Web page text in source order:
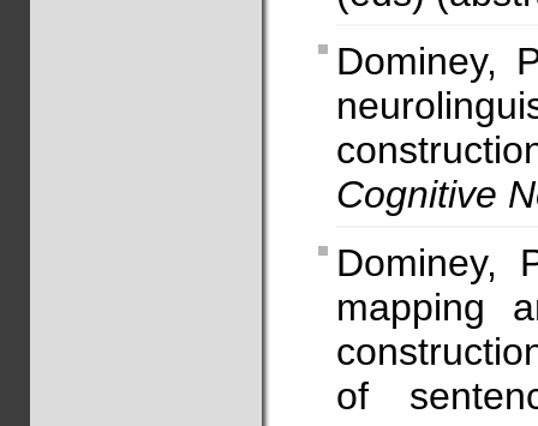
Dominey,
Cognitive
Dominey,
mapping
of